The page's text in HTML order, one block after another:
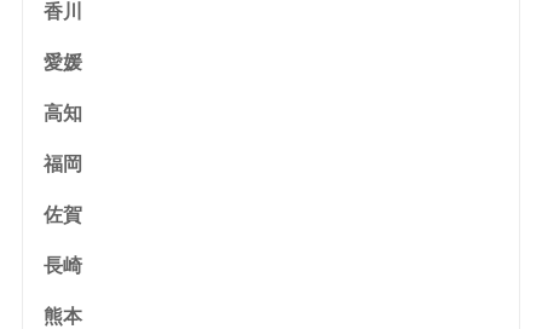
香川
愛媛
高知
福岡
佐賀
長崎
熊本